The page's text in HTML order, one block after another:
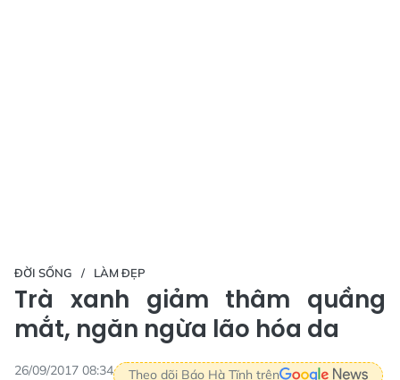
ĐỜI SỐNG LÀM ĐẸP
Trà xanh giảm thâm quầng
mắt, ngăn ngừa lão hóa da
26/09/2017 08:34 Theo dõi Báo Hà Tĩnh trên